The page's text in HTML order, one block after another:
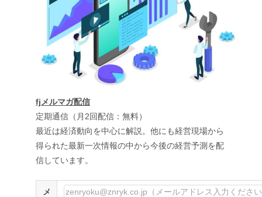
fjメルマガ配信
定期通信（月2回配信：無料）
最近は経済動向を中心に解説。他にも経営現場から
得られた最新一次情報の中から今後の経営予測を配
信しています。
メ